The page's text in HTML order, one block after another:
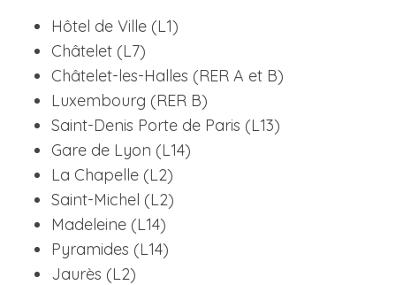
Hôtel de Ville (L1)
Châtelet (L7)
Châtelet-les-Halles (RER A et B)
Luxembourg (RER B)
Saint-Denis Porte de Paris (L13)
Gare de Lyon (L14)
La Chapelle (L2)
Saint-Michel (L2)
Madeleine (L14)
Pyramides (L14)
Jaurès (L2)
S
e
a